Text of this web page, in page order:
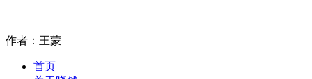
作者：王蒙
首页